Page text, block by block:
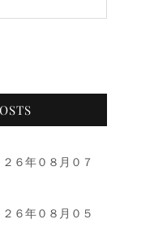
６年０８月０７
６年０８月０５